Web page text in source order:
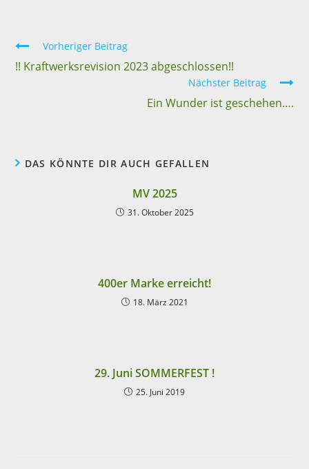
Vorheriger Beitrag
!! Kraftwerksrevision 2023 abgeschlossen!!
Nächster Beitrag
Ein Wunder ist geschehen….
DAS KÖNNTE DIR AUCH GEFALLEN
MV 2025
31. Oktober 2025
400er Marke erreicht!
18. März 2021
29. Juni SOMMERFEST !
25. Juni 2019